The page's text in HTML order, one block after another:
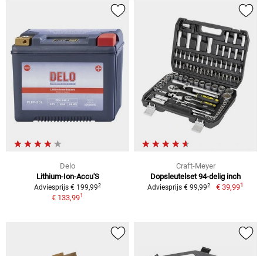
Delo
Lithium-Ion-Accu'S
Adviesprijs € 199,992
€ 133,991
Craft-Meyer
Dopsleutelset 94-delig inch
Adviesprijs € 99,992 € 39,991